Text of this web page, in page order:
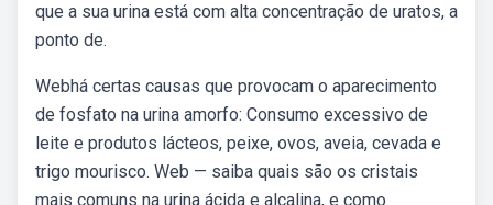
que a sua urina está com alta concentração de uratos, a
ponto de.
Webhá certas causas que provocam o aparecimento
de fosfato na urina amorfo: Consumo excessivo de
leite e produtos lácteos, peixe, ovos, aveia, cevada e
trigo mourisco. Web — saiba quais são os cristais
mais comuns na urina ácida e alcalina, e como